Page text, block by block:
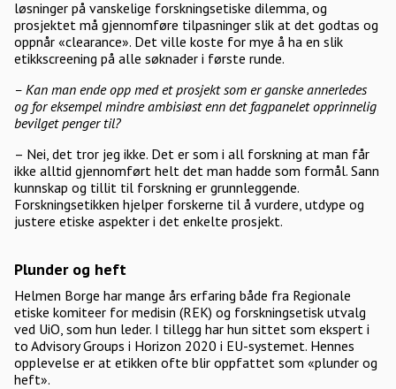
løsninger på vanskelige forskningsetiske dilemma, og
prosjektet må gjennomføre tilpasninger slik at det godtas og
oppnår «clearance». Det ville koste for mye å ha en slik
etikkscreening på alle søknader i første runde.
– Kan man ende opp med et prosjekt som er ganske annerledes
og for eksempel mindre ambisiøst enn det fagpanelet opprinnelig
bevilget penger til?
– Nei, det tror jeg ikke. Det er som i all forskning at man får
ikke alltid gjennomført helt det man hadde som formål. Sann
kunnskap og tillit til forskning er grunnleggende.
Forskningsetikken hjelper forskerne til å vurdere, utdype og
justere etiske aspekter i det enkelte prosjekt.
Plunder og heft
Helmen Borge har mange års erfaring både fra Regionale
etiske komiteer for medisin (REK) og forskningsetisk utvalg
ved UiO, som hun leder. I tillegg har hun sittet som ekspert i
to Advisory Groups i Horizon 2020 i EU-systemet. Hennes
opplevelse er at etikken ofte blir oppfattet som «plunder og
heft».